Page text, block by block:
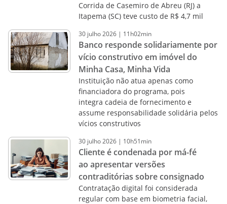
Corrida de Casemiro de Abreu (RJ) a
Itapema (SC) teve custo de R$ 4,7 mil
30 julho2026 | 11h02min
Banco responde solidariamente por
vício construtivo em imóvel do
Minha Casa, Minha Vida
Instituição não atua apenas como
financiadora do programa, pois
integra cadeia de fornecimento e
assume responsabilidade solidária pelos
vícios construtivos
30 julho2026 | 10h51min
Cliente é condenada por má-fé
ao apresentar versões
contraditórias sobre consignado
Contratação digital foi considerada
regular com base em biometria facial,